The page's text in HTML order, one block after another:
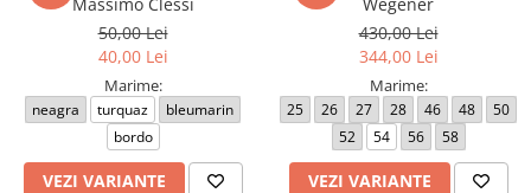
50,00 Lei
40,00 Lei
Marime:
neagra turquaz
bleumarin
bordo
VEZI VARIANTE
430,00 Lei
344,00 Lei
Marime:
25 26 27 28 46 48
50
52
54 56 58
VEZI VARIANTE